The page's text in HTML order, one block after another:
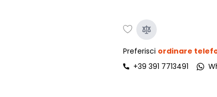
Preferisci ordinare
+39 391 7713491